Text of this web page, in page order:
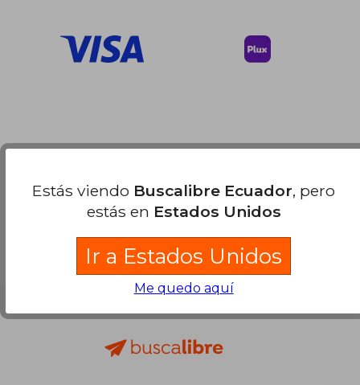
Estás viendo Buscalibre Ecuador, pero
estás en Estados Unidos
Ir a Estados Unidos
Me quedo aquí